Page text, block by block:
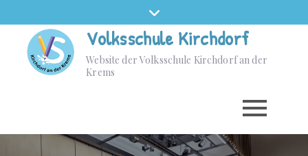
Volksschule Kirchdorf
Website der Volksschule Kirchdorf an der
Krems